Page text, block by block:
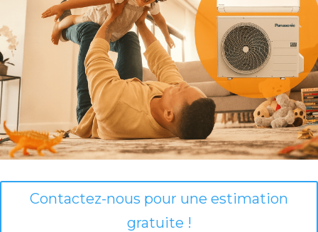
Contactez-nous pour une estimation
gratuite !